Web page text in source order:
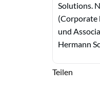
Solutions.
(Corporate
und
Hermann
Teilen